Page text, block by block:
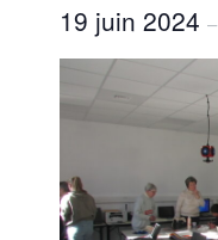
19 juin 2024–